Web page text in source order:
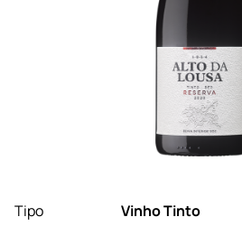
Tipo
Vinho Tinto